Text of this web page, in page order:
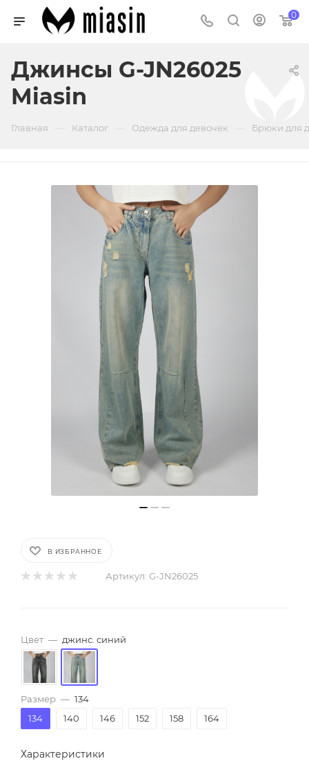
0
Джинсы G-JN26025
Miasin
Главная Каталог Одежда для девочек Брюки для
В ИЗБРАННОЕ
Артикул: G-JN26025
Цвет — джинс. синий
Размер — 134
134
140 146 152 158 164
Характеристики